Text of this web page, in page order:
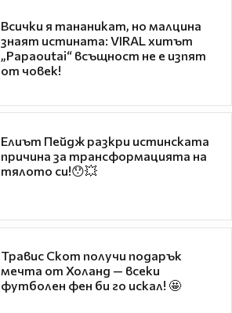
Всички я тананикат, но малцина
знаят истината: VIRAL хитът
„Papaoutai“ всъщност не е изпят
от човек!
Елиът Пейдж разкри истинската
причина за трансформацията на
тялото си!😯💥
Травис Скот получи подарък
мечта от Холанд — всеки
футболен фен би го искал! 🤩